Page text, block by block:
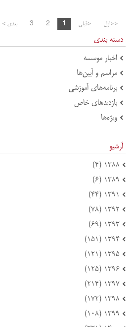
<<اول <قبلی 1
2
3 بعدی >
دسته بندی
اخبار موسسه
مراسم و آیین‌ها
برنامه‌های آموزشی
بازدید‌های خاص
ویژه‌ها
آرشیو
۱۳۸۸ (۴)
۱۳۸۹ (۶)
۱۳۹۱ (۴۴)
۱۳۹۲ (۷۸)
۱۳۹۳ (۶۹)
۱۳۹۴ (۱۵۱)
۱۳۹۵ (۱۲۱)
۱۳۹۶ (۱۲۵)
۱۳۹۷ (۲۱۴)
۱۳۹۸ (۱۷۲)
۱۳۹۹ (۱۰۸)